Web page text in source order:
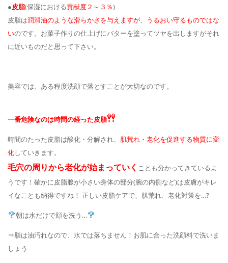
●皮脂(保湿における貢献度２～３％)
皮脂は潤滑油のような滑らかさを与えますが、うるおい守るものではな
いのです。お菓子作りの仕上げにバターを塗ってツヤを出しますがそれ
に近いものだと思って下さい。
美容では、ある程度洗顔で落とすことが大切なのです。
一番危険なのは時間の経った皮脂
時間のたった皮脂は酸化・分解され、 肌荒れ・老化を促進する物質に変
化していきます。
毛穴の周りから老化が始まっていく ことも分かってきているよ
うです！確かに皮脂腺が小さい身体の部分(腕の内側など)は皮膚がキレ
イなことも納得ですね！ 正しい皮脂ケアで、肌荒れ、老化対策を…?
朝は水だけで顔を洗う…
⇒脂は油汚れなので、水では落ちません！お肌に合った洗顔料で洗いま
しょう